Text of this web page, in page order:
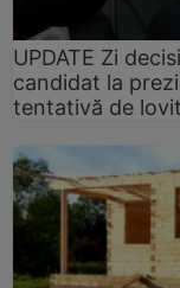
UPDATE Zi
candidat la
tentativă de